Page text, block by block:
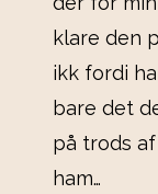
klare den
ikk fordi
bare det
på trods
ham…